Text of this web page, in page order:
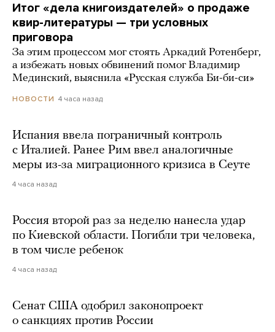
Итог «дела книгоиздателей» о продаже
квир-литературы — три условных
приговора
За этим процессом мог стоять Аркадий Ротенберг,
а избежать новых обвинений помог Владимир
Мединский, выяснила «Русская служба Би-би-си»
НОВОСТИ 4 часа назад
Испания ввела пограничный контроль
с Италией. Ранее Рим ввел аналогичные
меры из-за миграционного кризиса в Сеуте
4 часа назад
Россия второй раз за неделю нанесла удар
по Киевской области. Погибли три человека,
в том числе ребенок
4 часа назад
Сенат США одобрил законопроект
о санкциях против России